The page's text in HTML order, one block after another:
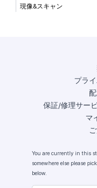
現像&スキャン
プラ
保証/修理サー
マ
You are currently in this
somewhere else please
below.